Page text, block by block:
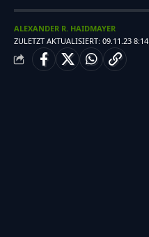
ZULETZT AKTUALISIERT: 09.11.23 8:14
ALEXANDER R. HAIDMAYER